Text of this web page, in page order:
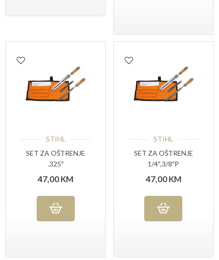
STIHL
SET ZA OŠTRENJE
.325″
47,00KM
STIHL
SET ZA OŠTRENJE
1/4″,3/8″P
47,00KM